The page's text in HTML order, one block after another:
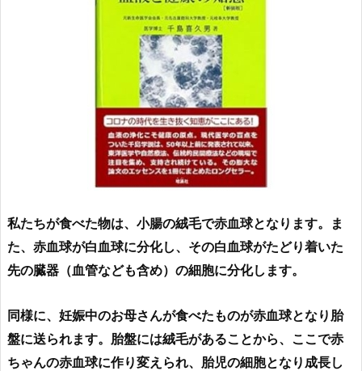
私たちが食べた物は、小腸の絨毛で赤血球となります。ま
た、赤血球が白血球に分化し、その白血球がたどり着いた
先の臓器（血管なども含め）の細胞に分化します。
同様に、妊娠中のお母さんが食べたものが赤血球となり胎
盤に送られます。胎盤には絨毛があることから、ここで赤
ちゃんの赤血球に作り変えられ、胎児の細胞となり成長し